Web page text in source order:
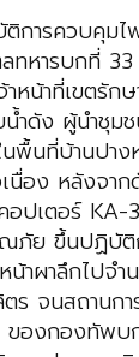
การควบคุมไ
ทหารบกที่
หน้าที่เขตรัก
ำดัง ผู้นำชุมช
พื้นที่บ้านปาง
นื่อง หลังจาก
อปเตอร์
ณภัย ขึ้นปฏิบั
าผาลึกไปจ
ร จนสถานก
ของกองทัพ